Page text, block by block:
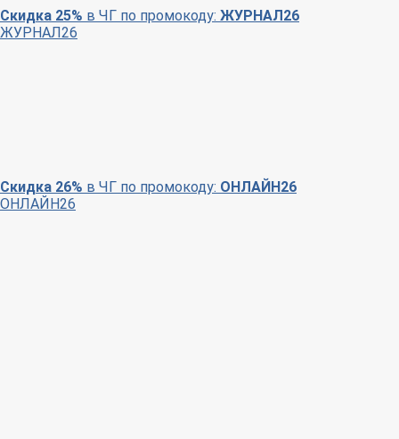
Скидка 25% в ЧГ по промокоду: ЖУРНАЛ26
ЖУРНАЛ26
Скидка 26% в ЧГ по промокоду: ОНЛАЙН26
ОНЛАЙН26